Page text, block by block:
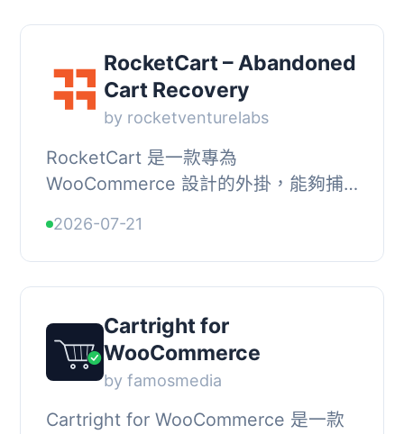
RocketCart – Abandoned
Cart Recovery
by rocketventurelabs
RocketCart 是一款專為
WooCommerce 設計的外掛，能夠捕
RocketCart 的恢復平台，從而發送恢
復訊息、優化模板及發送時機，並在
wp...
2026-07-21
Cartright for
WooCommerce
by famosmedia
Cartright for WooCommerce 是一款